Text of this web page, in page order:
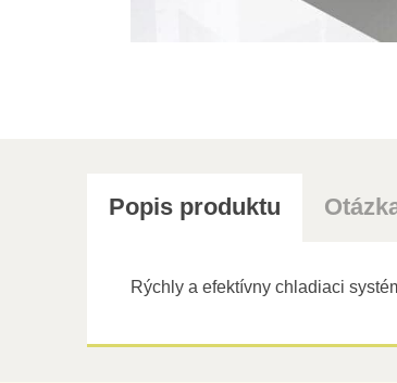
Popis produktu
Rýchly a efektívny chladiaci